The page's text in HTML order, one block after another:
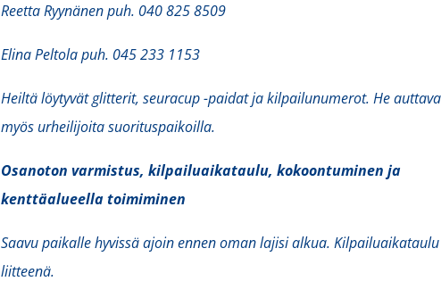
Reetta Ryynänen puh. 040 825 8509
Elina Peltola puh. 045 233 1153
Heiltä löytyvät glitterit, seuracup -paidat ja kilpailunumerot. He
myös urheilijoita suorituspaikoilla.
Osanoton varmistus, kilpailuaikataulu, kokoontuminen ja
kenttäalueella toimiminen
Saavu paikalle hyvissä ajoin ennen oman lajisi alkua. Kilpailuaikataulu
liitteenä.